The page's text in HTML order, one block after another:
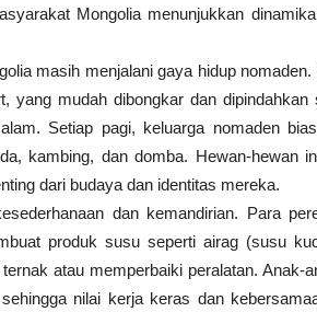
Mongolia menunjukkan
masih menjalani gaya hidup nomaden.
yang mudah dibongkar dan dipindahkan
Setiap pagi, keluarga nomaden
kambing, dan domba. Hewan-hewan
dari budaya dan identitas mereka.
dan kemandirian. Para
produk susu seperti airag (susu
atau memperbaiki peralatan. Anak-
nilai kerja keras dan